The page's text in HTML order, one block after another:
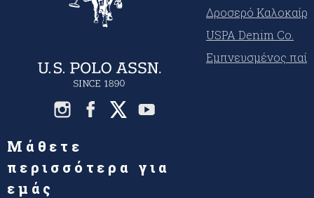
Δροσερό Καλοκαίρι
USPA Denim Co.
Εμπνευσμένος
Μάθετε
περισσότερα για
εμάς